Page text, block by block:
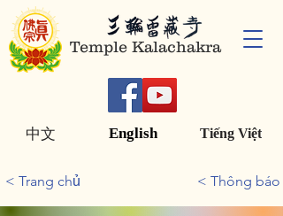
Temple Kalachakra
English Tiếng Việt
中文
< Trang chủ < Thông báo